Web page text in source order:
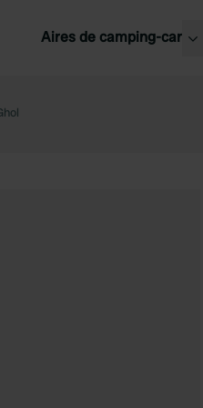
Aires de camping-car